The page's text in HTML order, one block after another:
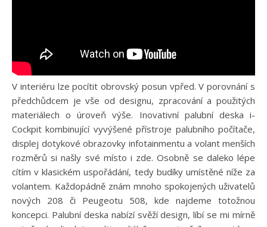
V interiéru lze pocítit obrovský posun vpřed. V porovnání s
předchůdcem je vše od designu, zpracování a použitých
materiálech o úroveň výše. Inovativní palubní deska i-
Cockpit kombinující vyvýšené přístroje palubního počítače,
displej dotykové obrazovky infotainmentu a volant menších
rozměrů si našly své místo i zde. Osobně se daleko lépe
cítím v klasickém uspořádání, tedy budíky umístěné níže za
volantem. Každopádně znám mnoho spokojených uživatelů
nových 208 či Peugeotu 508, kde najdeme totožnou
koncepci. Palubní deska nabízí svěží design, líbí se mi mírně